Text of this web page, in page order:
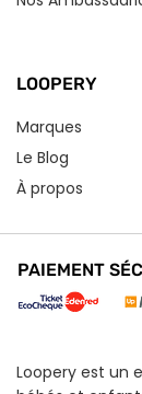
LOOPERY
Marques
Le Blog
À propos
PAIEMENT
Loopery est un